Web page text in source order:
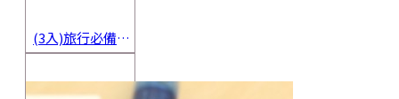
(3入)旅行必備密封香皂收納盒 方便攜帶防水海綿肥皂盒 香皂盒